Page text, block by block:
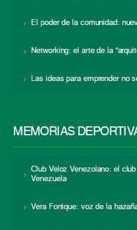
El poder de la comunidad:
Networking: el arte de la
Las ideas para emprender no
MEMORIAS
Club Veloz Venezolano: el
Venezuela
Vera Fortique: voz de la